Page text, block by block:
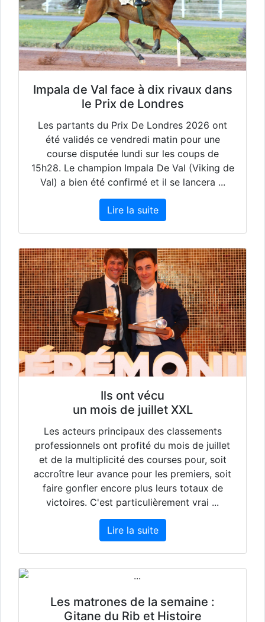
Impala de Val face à dix rivaux dans
le Prix de Londres
Les partants du Prix De Londres 2026 ont
été validés ce vendredi matin pour une
course disputée lundi sur les coups de
15h28. Le champion Impala De Val (Viking de
Val) a bien été confirmé et il se lancera ...
Lire la suite
Ils ont vécu
un mois de juillet XXL
Les acteurs principaux des classements
professionnels ont profité du mois de juillet
et de la multiplicité des courses pour, soit
accroître leur avance pour les premiers, soit
faire gonfler encore plus leurs totaux de
victoires. C'est particulièrement vrai ...
Lire la suite
Les matrones de la semaine :
Gitane du Rib et Histoire